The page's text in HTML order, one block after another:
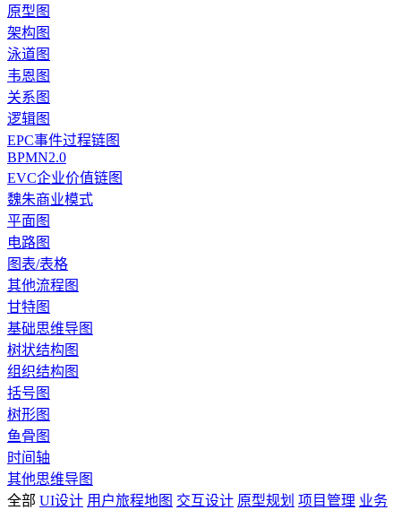
原型图
架构图
泳道图
韦恩图
关系图
逻辑图
EPC事件过程链图
BPMN2.0
EVC企业价值链图
魏朱商业模式
平面图
电路图
图表/表格
其他流程图
甘特图
基础思维导图
树状结构图
组织结构图
括号图
树形图
鱼骨图
时间轴
其他思维导图
全部 UI设计 用户旅程地图 交互设计 原型规划 项目管理 业务